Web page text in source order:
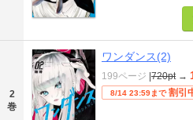
2
巻
ワンダンス(2)
199ページ |720pt →
8/14 23:59まで 割引